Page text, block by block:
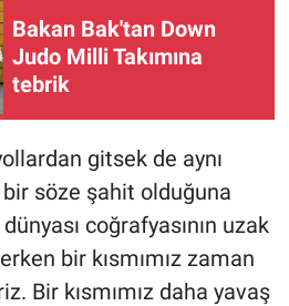
Bakan Bak'tan Down
Judo Milli Takımına
tebrik
gitsek de aynı
söze şahit olduğuna
coğrafyasının uzak
bir kısmımız zaman
Bir kısmımız daha yavaş